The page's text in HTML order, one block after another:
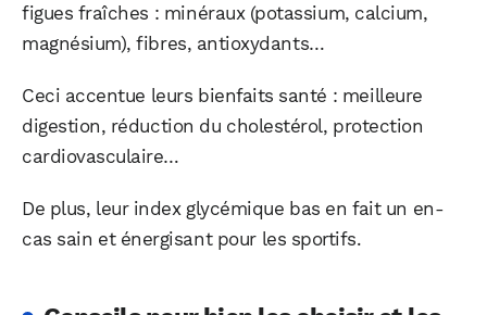
figues fraîches : minéraux (potassium, calcium,
magnésium), fibres, antioxydants…
Ceci accentue leurs bienfaits santé : meilleure
digestion, réduction du cholestérol, protection
cardiovasculaire…
De plus, leur index glycémique bas en fait un en-
cas sain et énergisant pour les sportifs.